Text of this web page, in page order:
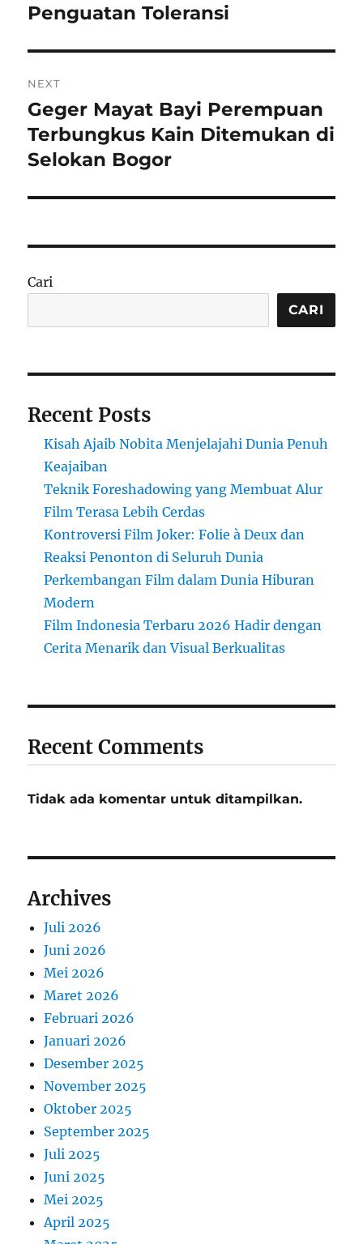
Penguatan Toleransi
NEXT
Next
post:
Geger Mayat Bayi Perempuan
Terbungkus Kain Ditemukan di
Selokan Bogor
Cari
CARI
Recent Posts
Kisah Ajaib Nobita Menjelajahi Dunia Penuh
Keajaiban
Teknik Foreshadowing yang Membuat Alur
Film Terasa Lebih Cerdas
Kontroversi Film Joker: Folie à Deux dan
Reaksi Penonton di Seluruh Dunia
Perkembangan Film dalam Dunia Hiburan
Modern
Film Indonesia Terbaru 2026 Hadir dengan
Cerita Menarik dan Visual Berkualitas
Recent Comments
Tidak ada komentar untuk ditampilkan.
Archives
Juli 2026
Juni 2026
Mei 2026
Maret 2026
Februari 2026
Januari 2026
Desember 2025
November 2025
Oktober 2025
September 2025
Juli 2025
Juni 2025
Mei 2025
April 2025